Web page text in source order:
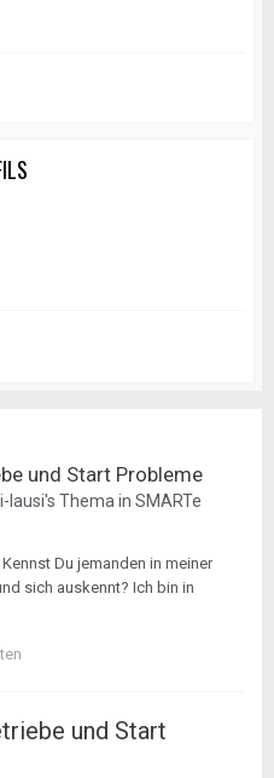
und Start Probleme
lausi's Thema in SMARTe
Du jemanden in meiner
sich auskennt? Ich bin in
und Start